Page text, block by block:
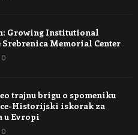
Growing Institutional
Srebrenica Memorial Center
0
trajnu brigu o spomeniku
Historijski iskorak za
u Evropi
0